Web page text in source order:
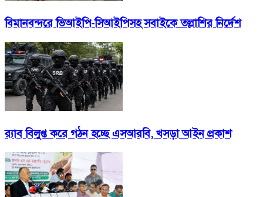
বিমানবন্দরে ভিআইপি-সিআইপিসহ সবাইকে তল্লাশির নির্দেশ
র‍্যাব বিলুপ্ত করে গঠন হচ্ছে এসআরবি, খসড়া আইন প্রকাশ